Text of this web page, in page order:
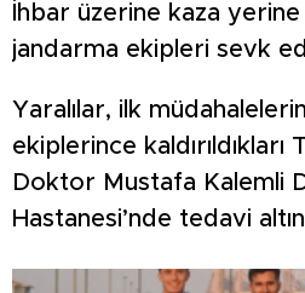
İhbar üzerine kaza yerine
jandarma ekipleri sevk
Yaralılar, ilk
ekiplerince kaldırıldıkları
Doktor Mustafa Kalemli
Hastanesi’nde tedavi